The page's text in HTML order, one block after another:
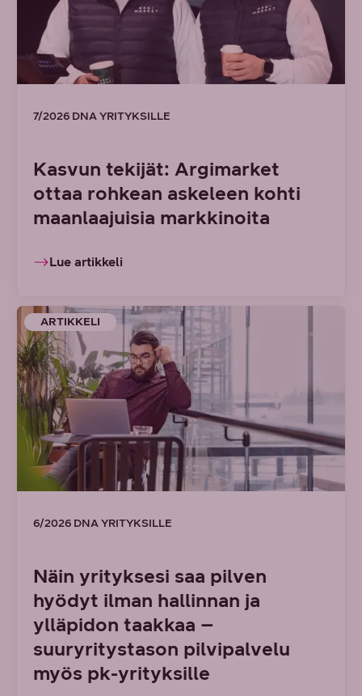
7/2026 DNA YRITYKSILLE
Kasvun tekijät: Argimarket
ottaa rohkean askeleen kohti
maanlaajuisia markkinoita
Lue artikkeli
ARTIKKELI
6/2026 DNA YRITYKSILLE
Näin yrityksesi saa pilven
hyödyt ilman hallinnan ja
ylläpidon taakkaa –
suuryritystason pilvipalvelu
myös pk-yrityksille